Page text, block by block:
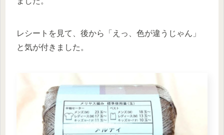
レシートを見て、後から「えっ、色が違うじゃん」
と気が付きました。